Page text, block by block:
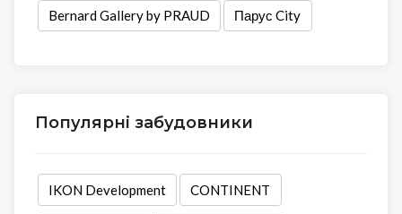
Bernard Gallery by PRAUD Парус City
Популярні забудовники
IKON Development CONTINENT